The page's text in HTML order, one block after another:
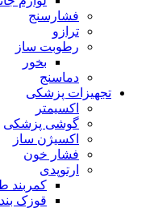
فشارسنج
ترازو
رطوبت ساز
بخور
دماسنج
تجهیزات پزشکی
اکسیمتر
گوشی پزشکی
اکسیژن ساز
فشار خون
ارتوپدی
کمربند
قوزک بند